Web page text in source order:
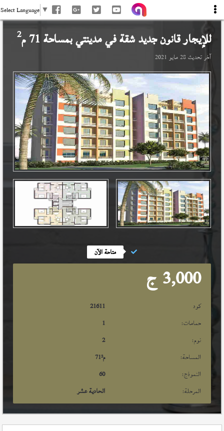
Select Language ▼
للإيجار قانون جديد شقة فيمدينتيبمساحة 71 م 2
آخر تحديث28 مايو 2021
متاحة الآن
3,000 ج
كود
21611
حمامات:
1
نوم:
2
المساحة:
71 م²
النموذج:
60
المرحلة:
الحادية عشر